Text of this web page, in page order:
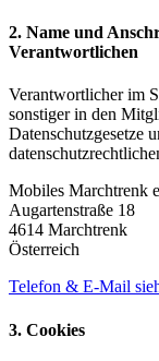
2. Name und
Verantwortlichen
Verantwortlicher im
sonstiger in den
Datenschutzgesetze
Mobiles Marchtrenk
Augartenstraße 18
4614 Marchtrenk
Österreich
Telefon & E-Mail
3. Cookies